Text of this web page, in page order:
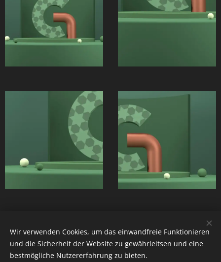
Wir verwenden Cookies, um das einwandfreie Funktionieren
und die Sicherheit der Website zu gewährleitsen und eine
bestmögliche Nutzererfahrung zu bieten.